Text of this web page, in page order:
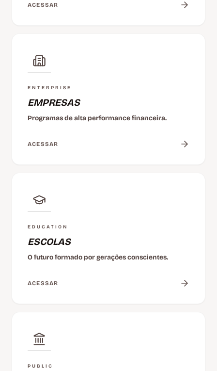
ACESSAR
ENTERPRISE
EMPRESAS
Programas de alta performance financeira.
ACESSAR
EDUCATION
ESCOLAS
O futuro formado por gerações conscientes.
ACESSAR
PUBLIC